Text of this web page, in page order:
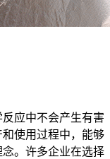
应中不会产生有害
使用过程中，能够
。许多企业在选择